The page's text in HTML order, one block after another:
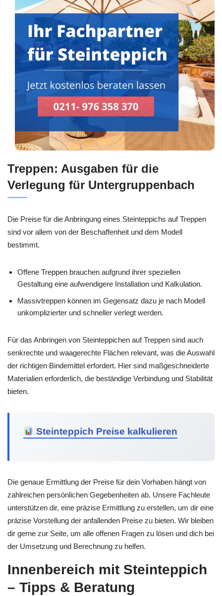
Treppen: Ausgaben für die
Verlegung für Untergruppenbach
Die Preise für die Anbringung eines Steinteppichs auf Treppen
sind vor allem von der Beschaffenheit und dem Modell
bestimmt.
Offene Treppen brauchen aufgrund ihrer speziellen
Gestaltung eine aufwendigere Installation und Kalkulation.
Massivtreppen können im Gegensatz dazu je nach Modell
unkomplizierter und schneller verlegt werden.
Für das Anbringen von Steinteppichen auf Treppen sind auch
senkrechte und waagerechte Flächen relevant, was die Auswahl
der richtigen Bindemittel erfordert. Hier sind maßgeschneiderte
Materialien erforderlich, die beständige Verbindung und Stabilität
bieten.
Steinteppich Preise kalkulieren
Die genaue Ermittlung der Preise für dein Vorhaben hängt von
zahlreichen persönlichen Gegebenheiten ab. Unsere Fachleute
unterstützen dir, eine präzise Ermittlung zu erstellen, um dir eine
präzise Vorstellung der anfallenden Preise zu bieten. Wir bleiben
dir gerne zur Seite, um alle offenen Fragen zu lösen und dich bei
der Umsetzung und Berechnung zu helfen.
Innenbereich mit Steinteppich
– Tipps & Beratung